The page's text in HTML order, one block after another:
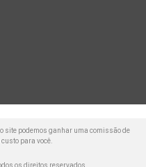
site podemos ganhar uma comissão de
para você.
os direitos reservados